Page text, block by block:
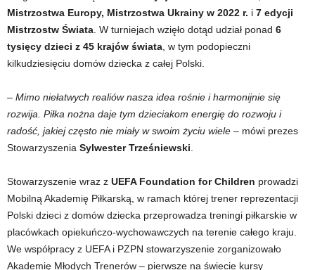
Mistrzostwa Europy, Mistrzostwa Ukrainy w 2022 r. i 7 edycji
Mistrzostw Świata. W turniejach wzięło dotąd udział ponad 6
tysięcy dzieci z 45 krajów świata, w tym podopieczni
kilkudziesięciu domów dziecka z całej Polski.
– Mimo niełatwych realiów nasza idea rośnie i harmonijnie się
rozwija. Piłka nożna daje tym dzieciakom energię do rozwoju i
radość, jakiej często nie miały w swoim życiu wiele – mówi prezes
Stowarzyszenia Sylwester Trześniewski.
Stowarzyszenie wraz z UEFA Foundation for Children prowadzi
Mobilną Akademię Piłkarską, w ramach której trener reprezentacji
Polski dzieci z domów dziecka przeprowadza treningi piłkarskie w
placówkach opiekuńczo-wychowawczych na terenie całego kraju.
We współpracy z UEFA i PZPN stowarzyszenie zorganizowało
Akademię Młodych Trenerów – pierwsze na świecie kursy